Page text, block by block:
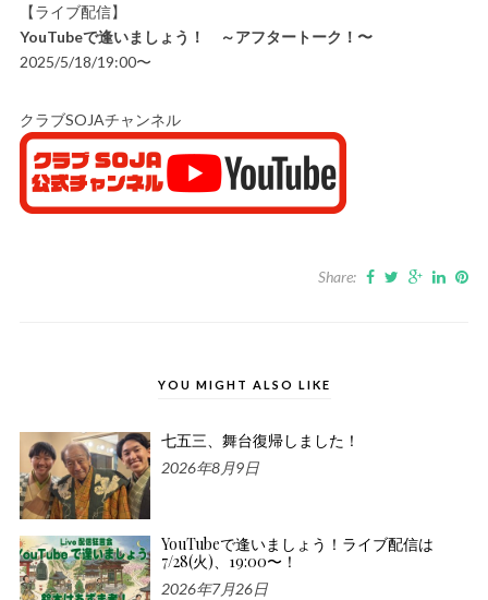
【ライブ配信】
YouTubeで逢いましょう！ ～アフタートーク！〜
2025/5/18/19:00〜
クラブSOJAチャンネル
Share:
YOU MIGHT ALSO LIKE
七五三、舞台復帰しました！
2026年8月9日
YouTubeで逢いましょう！ライブ配信は
7/28(火)、19:00〜！
2026年7月26日